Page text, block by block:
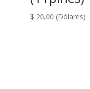
$ 20,00 (Dólares)